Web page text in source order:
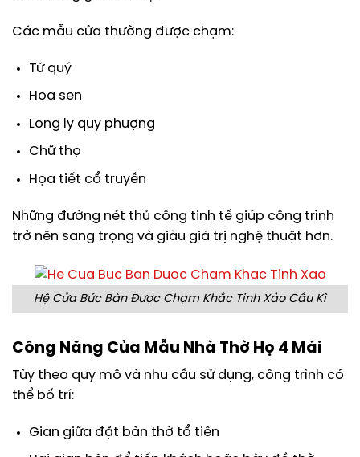
Các mẫu cửa thường được chạm:
Tứ quý
Hoa sen
Long ly quy phượng
Chữ thọ
Họa tiết cổ truyền
Những đường nét thủ công tinh tế giúp công trình
trở nên sang trọng và giàu giá trị nghệ thuật hơn.
Hệ Cửa Bức Bàn Được Chạm Khắc Tinh Xảo Cầu Kì
Công Năng Của Mẫu Nhà Thờ Họ 4 Mái
Tùy theo quy mô và nhu cầu sử dụng, công trình có
thể bố trí:
Gian giữa đặt bàn thờ tổ tiên